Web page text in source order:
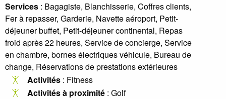
Services : Bagagiste, Blanchisserie, Coffres clients,
Fer à repasser, Garderie, Navette aéroport, Petit-
déjeuner buffet, Petit-déjeuner continental, Repas
froid après 22 heures, Service de concierge, Service
en chambre, bornes électriques véhicule, Bureau de
change, Réservations de prestations extérieures
Activités : Fitness
Activités à proximité : Golf